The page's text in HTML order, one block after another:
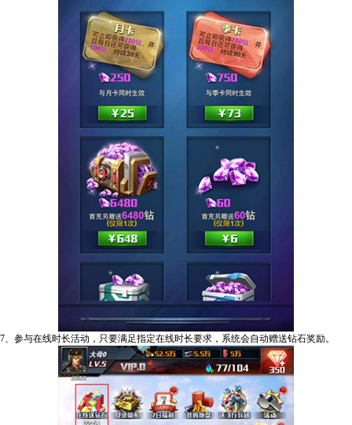
7、参与在线时长活动，只要满足指定在线时长要求，系统会自动赠送钻石奖励。